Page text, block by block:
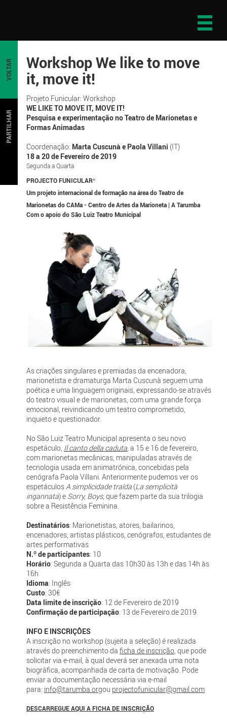
VOLTAR
PARTILHAR
Workshop We like to move
it, move it!
Projeto Funicular: Workshop
WE LIKE TO MOVE IT, MOVE IT!
Pesquisa e experimentação no Teatro de Marionetas e
Formas Animadas
Coordenação: Marta Cuscunà e Paola Villani (IT)
18 a 20 de Fevereiro de 2019
Segunda a Quarta
PROJECTO FUNICULAR*
Um projeto internacional de formação na área do Teatro de
Marionetas do CAMa - Centro de Artes da Marioneta | A Tarumba
Com o apoio do São Luiz Teatro Municipal
As criações singulares e premiadas da encenadora,
marionetista e dramaturga Marta Cuscunà seguem uma
poética e uma linguagem originais, expressando-se através
do teatro visual e de marionetas, com uma grande força
emocional, reivindicando um teatro comprometido,
inquieto e questionador.
No São Luiz Teatro Municipal apresenta o seu novo
espetáculo, Il canto della caduta, a 15 e 16 de fevereiro,
com marionetas mecânicas, manipuladas através de
tecnologia usada em animatrónica, concebidas pela
cenógrafa Paola Villani. Anteriormente pudemos ver os
espetáculosA simplicidade traída(La semplicità
ingannata) e Sorry, Boys, que fazem parte da sua trilogia
sobre a Resistência Feminina.
Destinatários: Marionetistas, atores, bailarinos,
encenadores, artistas plásticos, cenógrafos, estudantes de
artes performativas
N.º de participantes: 10
Horário: Segunda a Quarta das 10h30 às 13h e das 14h às
16h
Idioma: Inglês
Custo: 30€
Data limite de inscrição: 12 de Fevereiro de 2019
Confirmação de participação: 13 de Fevereiro de 2019
INFO E INSCRIÇÔES
A inscrição no workshop (sujeita a seleção) é realizada
através do preenchimento da ficha de inscrição, que pode
solicitar via e-mail, à qual deverá ser anexada uma nota
biográfica, acompanhada de carta de motivação. Pode
enviar a documentação necessária via e-mail
para: info@tarumba.orgou projectofunicular@gmail.com
DESCARREGUE AQUI A FICHA DE INSCRIÇÃO